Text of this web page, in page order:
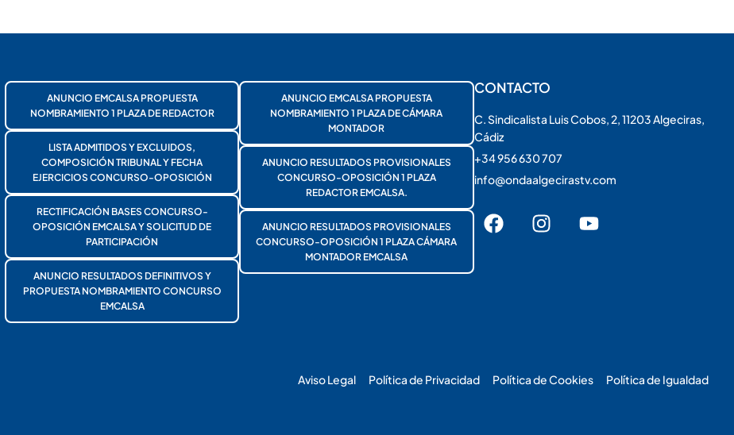
ANUNCIO EMCALSA PROPUESTA
NOMBRAMIENTO 1 PLAZA DE REDACTOR
LISTA ADMITIDOS Y EXCLUIDOS,
COMPOSICIÓN TRIBUNAL Y FECHA
EJERCICIOS CONCURSO-OPOSICIÓN
RECTIFICACIÓN BASES CONCURSO-
OPOSICIÓN EMCALSA Y SOLICITUD DE
PARTICIPACIÓN
ANUNCIO RESULTADOS DEFINITIVOS Y
PROPUESTA NOMBRAMIENTO CONCURSO
EMCALSA
ANUNCIO EMCALSA PROPUESTA
NOMBRAMIENTO 1 PLAZA DE CÁMARA
MONTADOR
ANUNCIO RESULTADOS PROVISIONALES
CONCURSO-OPOSICIÓN 1 PLAZA
REDACTOR EMCALSA.
ANUNCIO RESULTADOS PROVISIONALES
CONCURSO-OPOSICIÓN 1 PLAZA CÁMARA
MONTADOR EMCALSA
CONTACTO
C. Sindicalista Luis Cobos, 2, 11203 Algeciras,
Cádiz
+34 956 630 707
info@ondaalgecirastv.com
Aviso Legal Política de Privacidad Política de Cookies Política de Igualdad